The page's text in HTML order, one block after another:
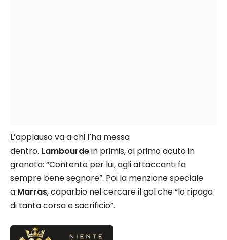
L’applauso va a chi l’ha messa
dentro. Lambourdein primis, al primo acuto in
granata: “Contento per lui, agli attaccanti fa
sempre bene segnare”. Poi la menzione speciale
a Marras, caparbio nel cercare il gol che “lo ripaga
di tanta corsa e sacrificio”.